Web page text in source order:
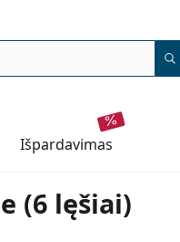
išpardavimas
(6 lęšiai)